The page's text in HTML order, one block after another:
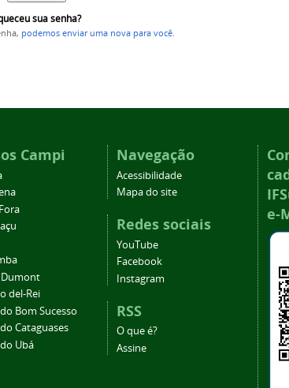
sua senha?
podemos enviar uma nova para você.
Campi
del-Rei
Bom Sucesso
Cataguases
Ubá
Navegação
Acessibilidade
Mapa do site
Redes sociais
YouTube
Facebook
Instagram
RSS
O que é?
Assine
e-